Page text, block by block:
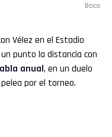
Boca
Vélez en el Estadio
punto la distancia con
anual, en un duelo
por el torneo.